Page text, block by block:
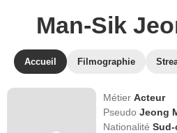
Man-Sik
Accueil Filmographie
MétierActeur
PseudoJeong
Nationalité